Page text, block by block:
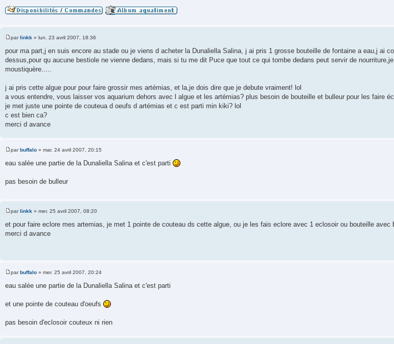
M
s
s
g
parlinkk » lun. 23 avril 2007, 18:36
pour ma part,j en suis encore au stade ou je viens d acheter la Dunaliella Salina, j ai pris 1 grosse bouteille de fontaine a eau,j ai
dessus,pour qu aucune bestiole ne vienne dedans, mais si tu me dit Puce que tout ce qui tombe dedans peut servir de
moustiquère.....
j ai pris cette algue pour pour faire grossir mes artémias, et la,je dois dire que je debute vraiment! lol
a vous entendre, vous laisser vos aquarium dehors avec l algue et les artémias? plus besoin de bouteille et bulleur pour les faire
je met juste une pointe de couteua d oeufs d artémias et c est parti min kiki? lol
c est bien ca?
merci d avance
M
e
s
a
g
parbuffalo » mar. 24 avril 2007, 20:15
eau salée une partie de la Dunaliella Salina et c'est parti
pas besoin de bulleur
M
e
s
s
parlinkk » mer. 25 avril 2007, 08:20
et pour faire eclore mes artemias, je met 1 pointe de couteau ds cette algue, ou je les fais eclore avec 1 eclosoir ou bouteille avec
merci d avance
M
e
s
a
g
parbuffalo » mer. 25 avril 2007, 20:24
eau salée une partie de la Dunaliella Salina et c'est parti
et une pointe de couteau d'oeufs
pas besoin d'eclosoir couteux ni rien